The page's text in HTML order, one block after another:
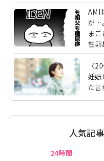
が…
ま
性卵
〈
妊娠
た言
人気記
24時間